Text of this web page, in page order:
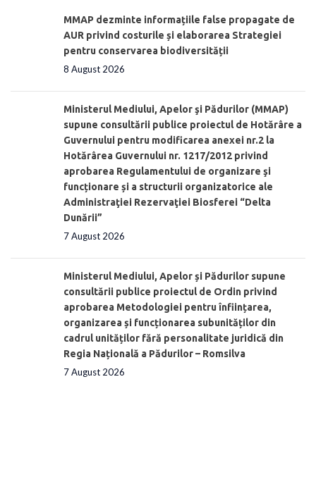
MMAP dezminte informațiile false propagate de
AUR privind costurile și elaborarea Strategiei
pentru conservarea biodiversității
8 August 2026
Ministerul Mediului, Apelor şi Pădurilor (MMAP)
supune consultării publice proiectul de Hotărâre a
Guvernului pentru modificarea anexei nr.2 la
Hotărârea Guvernului nr. 1217/2012 privind
aprobarea Regulamentului de organizare şi
funcționare și a structurii organizatorice ale
Administraţiei Rezervaţiei Biosferei “Delta
Dunării”
7 August 2026
Ministerul Mediului, Apelor și Pădurilor supune
consultării publice proiectul de Ordin privind
aprobarea Metodologiei pentru înființarea,
organizarea și funcționarea subunităților din
cadrul unităților fără personalitate juridică din
Regia Națională a Pădurilor – Romsilva
7 August 2026